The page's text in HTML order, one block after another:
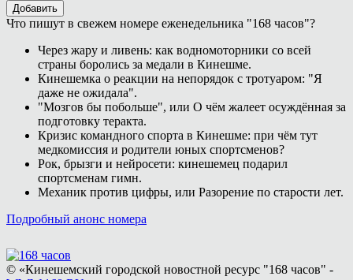
Добавить
Что пишут в свежем номере еженедельника "168 часов"?
Через жару и ливень: как водномоторники со всей
страны боролись за медали в Кинешме.
Кинешемка о реакции на непорядок с тротуаром: "Я
даже не ожидала".
"Мозгов бы побольше", или О чём жалеет осуждённая за
подготовку теракта.
Кризис командного спорта в Кинешме: при чём тут
медкомиссия и родители юных спортсменов?
Рок, брызги и нейросети: кинешемец подарил
спортсменам гимн.
Механик против цифры, или Разорение по старости лет.
Подробный анонс номера
© «Кинешемский городской новостной ресурс "168 часов" -